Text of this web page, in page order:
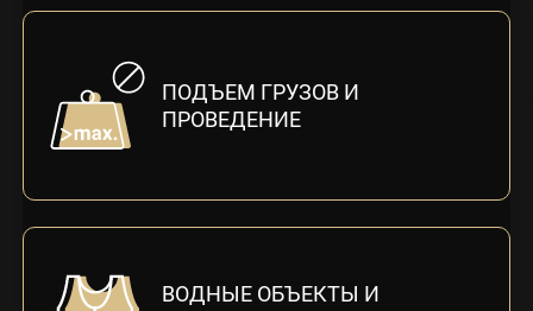
ПОДЪЕМ ГРУЗОВ И
ПРОВЕДЕНИЕ
ВОДНЫЕ ОБЪЕКТЫ И